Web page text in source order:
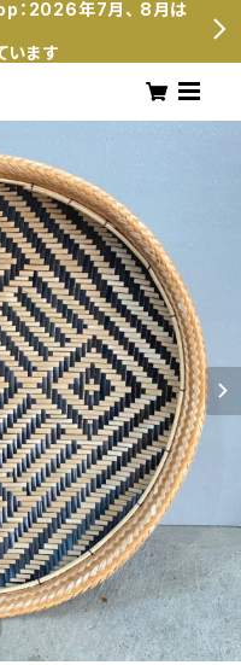
2026年7月、 8月は
います